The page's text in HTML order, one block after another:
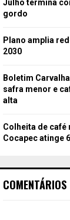
Julho termina
gordo
Plano amplia
2030
Boletim
safra menor e
alta
Colheita de café
Cocapec atinge
COMENTÁRIOS